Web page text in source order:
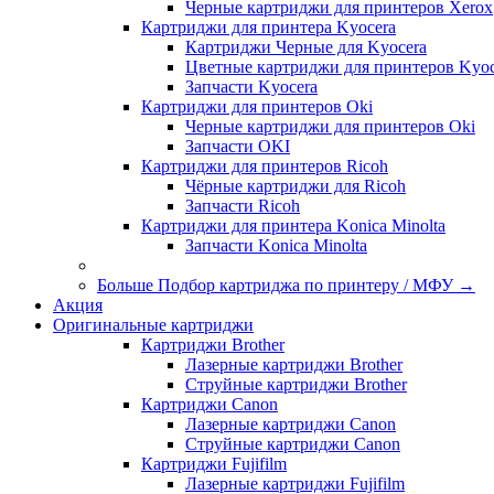
Черные картриджи для принтеров Xerox
Картриджи для принтера Kyocera
Картриджи Черные для Kyocera
Цветные картриджи для принтеров
Запчасти Kyocera
Картриджи для принтеров Oki
Черные картриджи для принтеров Oki
Запчасти OKI
Картриджи для принтеров Ricoh
Чёрные картриджи для Ricoh
Запчасти Ricoh
Картриджи для принтера Konica Minolta
Запчасти Koniсa Minolta
Больше Подбор картриджа по принтеру / МФУ →
Акция
Оригинальные картриджи
Картриджи Brother
Лазерные картриджи Brother
Струйные картриджи Brother
Картриджи Canon
Лазерные картриджи Canon
Струйные картриджи Canon
Картриджи Fujifilm
Лазерные картриджи Fujifilm